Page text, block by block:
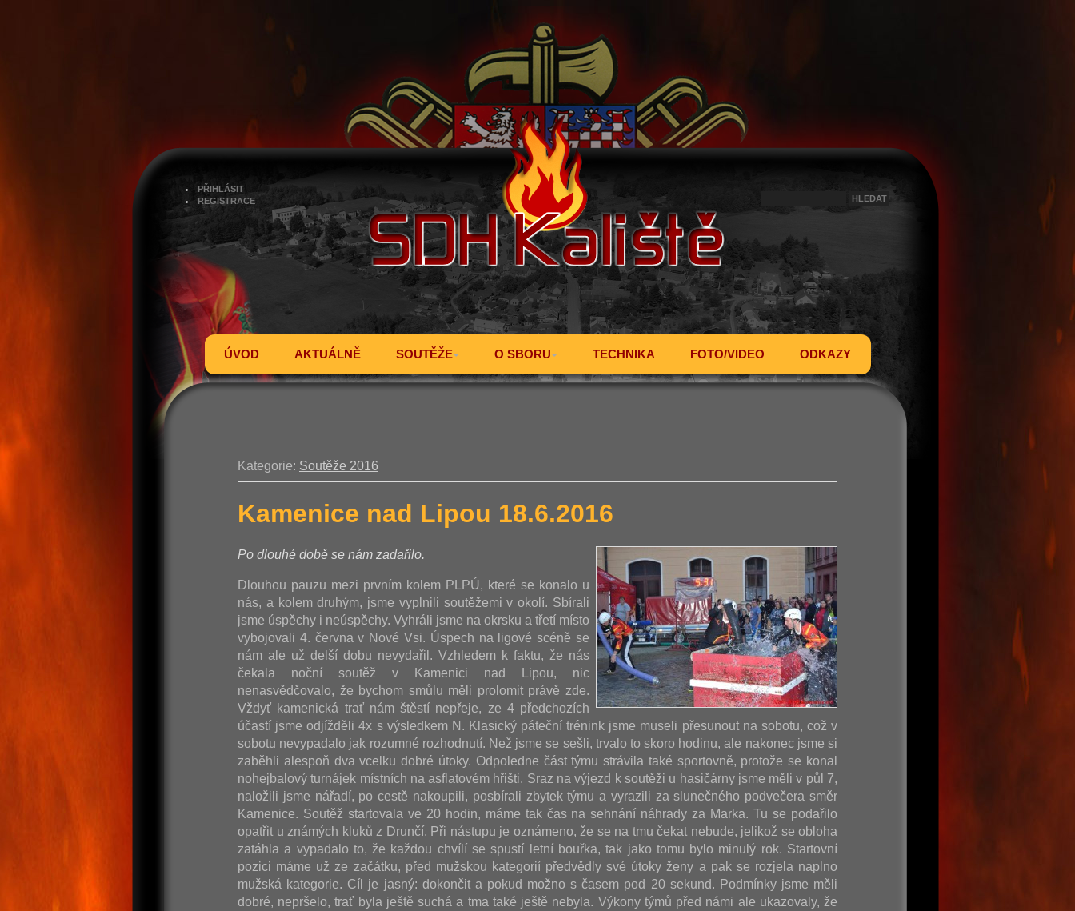
PŘIHLÁSIT
REGISTRACE
ÚVOD AKTUÁLNĚ SOUTĚŽE O SBORU TECHNIKA FOTO/VIDEO ODKAZY
Kategorie: Soutěže 2016
Kamenice nad Lipou 18.6.2016
Po dlouhé době se nám zadařilo.
Dlouhou pauzu mezi prvním kolem PLPÚ, které se konalo u
nás, a kolem druhým, jsme vyplnili soutěžemi v okolí. Sbírali
jsme úspěchy i neúspěchy. Vyhráli jsme na okrsku a třetí místo
vybojovali 4. června v Nové Vsi. Úspech na ligové scéně se
nám ale už delší dobu nevydařil. Vzhledem k faktu, že nás
čekala noční soutěž v Kamenici nad Lipou, nic
nenasvědčovalo, že bychom smůlu měli prolomit právě zde.
Vždyť kamenická trať nám štěstí nepřeje, ze 4 předchozích
účastí jsme odjížděli 4x s výsledkem N. Klasický páteční trénink jsme museli přesunout na sobotu, což v
sobotu nevypadalo jak rozumné rozhodnutí. Než jsme se sešli, trvalo to skoro hodinu, ale nakonec jsme si
zaběhli alespoň dva vcelku dobré útoky. Odpoledne část týmu strávila také sportovně, protože se konal
nohejbalový turnájek místních na asflatovém hřišti. Sraz na výjezd k soutěži u hasičárny jsme měli v půl 7,
naložili jsme nářadí, po cestě nakoupili, posbírali zbytek týmu a vyrazili za slunečného podvečera směr
Kamenice. Soutěž startovala ve 20 hodin, máme tak čas na sehnání náhrady za Marka. Tu se podařilo
opatřit u známých kluků z Drunčí. Při nástupu je oznámeno, že se na tmu čekat nebude, jelikož se obloha
zatáhla a vypadalo to, že každou chvílí se spustí letní bouřka, tak jako tomu bylo minulý rok. Startovní
pozici máme už ze začátku, před mužskou kategorií předvědly své útoky ženy a pak se rozjela naplno
mužská kategorie. Cíl je jasný: dokončit a pokud možno s časem pod 20 sekund. Podmínky jsme měli
dobré, nepršelo, trať byla ještě suchá a tma také ještě nebyla. Výkony týmů před námi ale ukazovaly, že